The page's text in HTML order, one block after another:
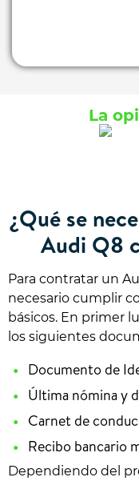
La
¿Qué se
Audi Q8
Para contratar un
necesario cumplir
básicos. En primer
los siguientes
Documento de
Última nómina y
Carnet de
Recibo bancario
Dependiendo del